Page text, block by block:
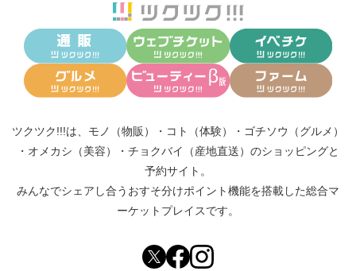
ツクツク!!!は、 モノ（物販） ・ コト（体験） ・ ゴチソウ（グルメ）
・ オメカシ（美容） ・ チョクバイ（産地直送） のショッピングと
予約サイト。
みんなでシェアし合う おすそ分けポイント機能を搭載した総合マ
ーケットプレイスです。